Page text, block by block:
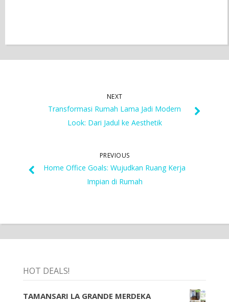
NEXT
Transformasi Rumah Lama Jadi Modern
Look: Dari Jadul ke Aesthetik
PREVIOUS
Home Office Goals: Wujudkan Ruang Kerja
Impian di Rumah
HOT DEALS!
TAMANSARI LA GRANDE MERDEKA